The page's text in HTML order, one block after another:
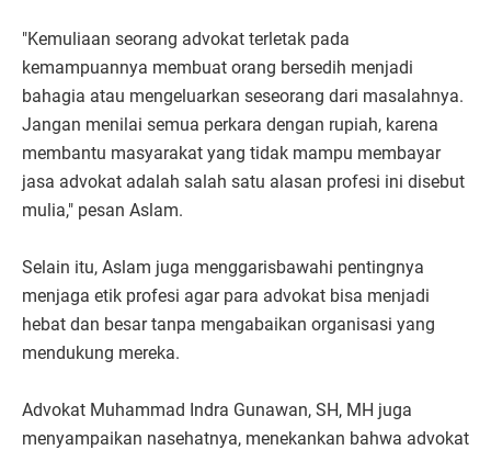
"Kemuliaan seorang advokat terletak pada
kemampuannya membuat orang bersedih menjadi
bahagia atau mengeluarkan seseorang dari masalahnya.
Jangan menilai semua perkara dengan rupiah, karena
membantu masyarakat yang tidak mampu membayar
jasa advokat adalah salah satu alasan profesi ini disebut
mulia," pesan Aslam.
Selain itu, Aslam juga menggarisbawahi pentingnya
menjaga etik profesi agar para advokat bisa menjadi
hebat dan besar tanpa mengabaikan organisasi yang
mendukung mereka.
Advokat Muhammad Indra Gunawan, SH, MH juga
menyampaikan nasehatnya, menekankan bahwa advokat